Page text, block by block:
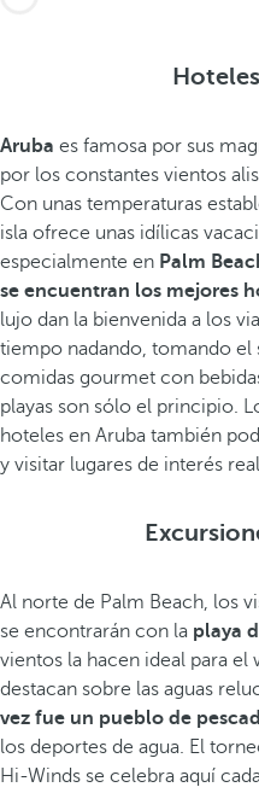
Aruba es famosa por sus
por los constantes vientos
Con unas temperaturas
isla ofrece unas idílicas
especialmente en Palm
se encuentran los mejores
lujo dan la bienvenida a los
tiempo nadando, tomando el
comidas gourmet con
playas son sólo el principio.
hoteles en Aruba también
y visitar lugares de interés
Al norte de Palm Beach, los
se encontrarán con la playa
vientos la hacen ideal para el
destacan sobre las aguas
vez fue un pueblo de
los deportes de agua. El
Hi-Winds se celebra aquí